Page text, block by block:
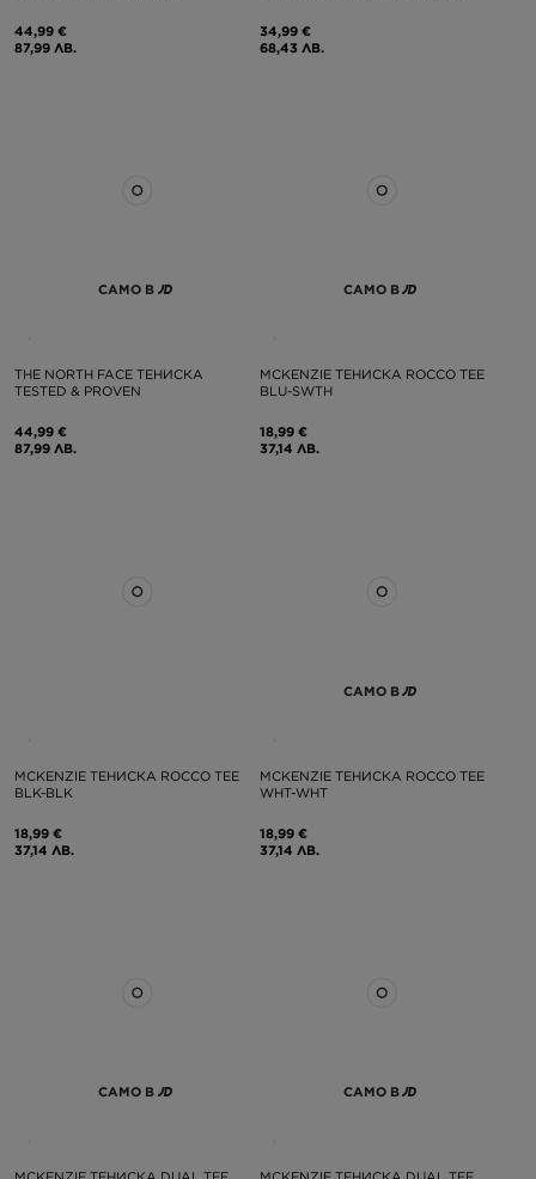
44,99 €
87,99 ЛВ.
34,99 €
68,43 ЛВ.
САМО В
THE NORTH FACE ТЕНИСКА
TESTED & PROVEN
44,99 €
87,99 ЛВ.
САМО В
MCKENZIE ТЕНИСКА ROCCO TEE
BLU-SWTH
18,99 €
37,14 ЛВ.
MCKENZIE ТЕНИСКА ROCCO TEE
BLK-BLK
18,99 €
37,14 ЛВ.
САМО В
MCKENZIE ТЕНИСКА ROCCO TEE
WHT-WHT
18,99 €
37,14 ЛВ.
САМО В САМО В